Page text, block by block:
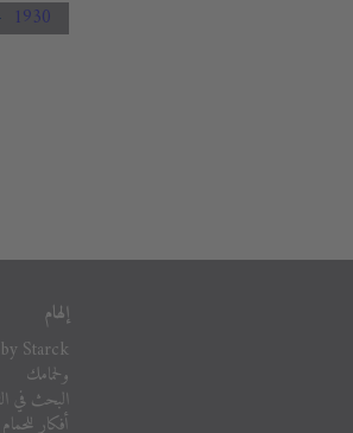
1930
إلهام
ولحمامك
البحث في
أفكار للحمام